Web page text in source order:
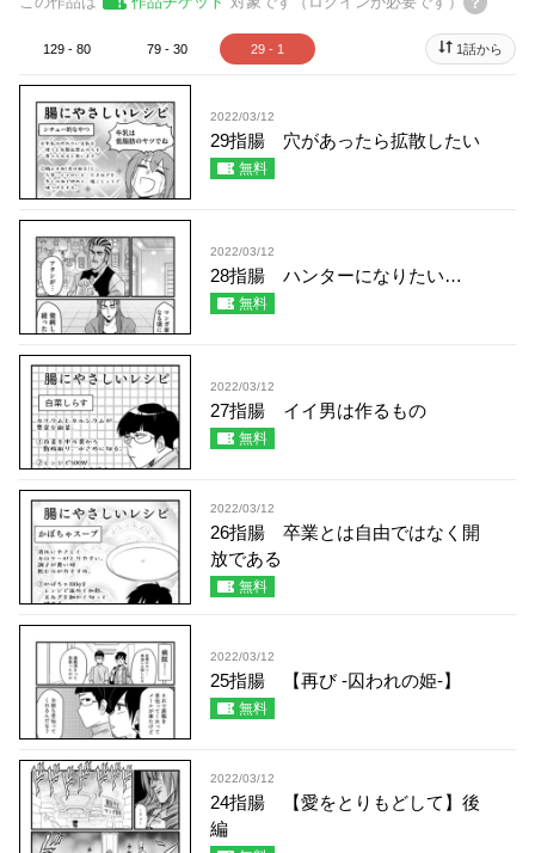
129 - 80 79 - 30 29 - 1 1話から
2022/03/12
29指腸 穴があったら拡散したい
無料
2022/03/12
28指腸 ハンターになりたい…
無料
2022/03/12
27指腸 イイ男は作るもの
無料
2022/03/12
26指腸 卒業とは自由ではなく開
放である
無料
2022/03/12
25指腸 【再び -囚われの姫-】
無料
2022/03/12
24指腸 【愛をとりもどして】後
編